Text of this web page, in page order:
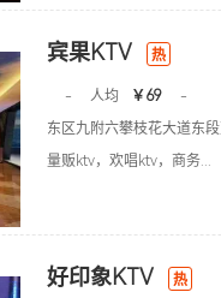
宾果KTV 热
- 人均 ￥69
-
东区九附六攀枝花大道东
量贩ktv，欢唱ktv，商务...
好印象KTV 热